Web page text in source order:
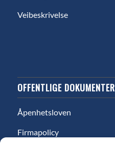
Veibeskrivelse
OFFENTLIGE DOKUMENTER
Åpenhetsloven
Firmapolicy